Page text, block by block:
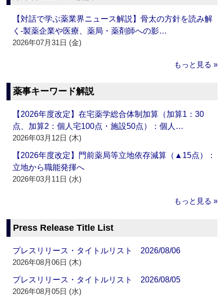
【対話で学ぶ薬業界ニュース解説】骨太の方針を読み解
く‐製薬企業や医療、薬局・薬剤師への影…
2026年07月31日 (金)
もっと見る »
薬事キーワード解説
【2026年度改定】在宅薬学総合体制加算（加算1：30
点、加算2：個人宅100点・施設50点）：個人…
2026年03月12日 (木)
【2026年度改定】門前薬局等立地依存減算（▲15点）：
立地から職能発揮へ
2026年03月11日 (水)
もっと見る »
Press Release Title List
プレスリリース・タイトルリスト 2026/08/06
2026年08月06日 (木)
プレスリリース・タイトルリスト 2026/08/05
2026年08月05日 (水)